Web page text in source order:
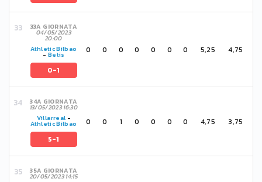
33A GIORNATA
04/05/2023
20:00
Athletic Bilbao
- Betis
0-1
0 0 0 0 0 0 0 5,25 4,75
34A GIORNATA
13/05/2023 16:30
Villarreal -
Athletic Bilbao
5-1
0 0 1 0 0 0 0 4,75 3,75
35A GIORNATA
20/05/2023 14:15